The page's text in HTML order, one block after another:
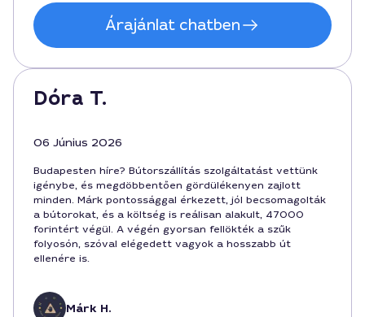
Árajánlat chatben
Dóra T.
06 Június 2026
Budapesten híre? Bútorszállítás szolgáltatást vettünk
igénybe, és megdöbbentően gördülékenyen zajlott
minden. Márk pontossággal érkezett, jól becsomagolták
a bútorokat, és a költség is reálisan alakult, 47000
forintért végül. A végén gyorsan fellökték a szűk
folyosón, szóval elégedett vagyok a hosszabb út
ellenére is.
Márk H.